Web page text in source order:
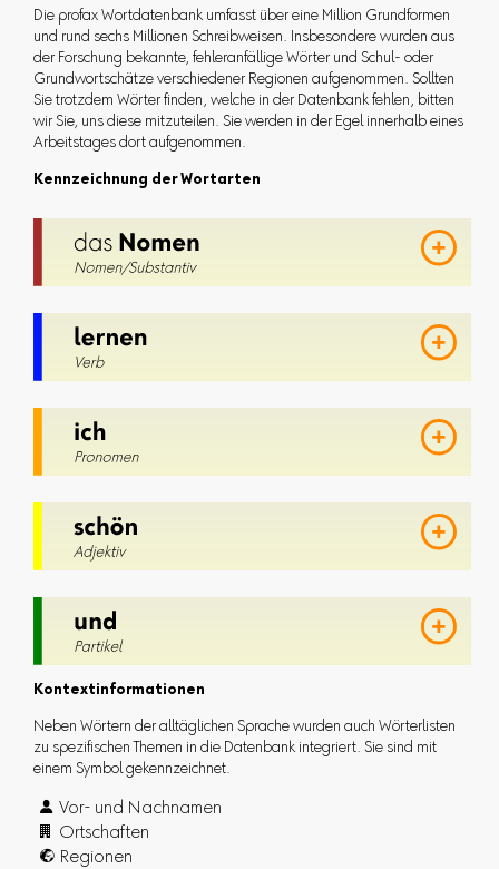
Die profax Wortdatenbank umfasst über eine Million Grundformen
und rund sechs Millionen Schreibweisen. Insbesondere wurden aus
der Forschung bekannte, fehleranfällige Wörter und Schul- oder
Grundwortschätze verschiedener Regionen aufgenommen. Sollten
Sie trotzdem Wörter finden, welche in der Datenbank fehlen, bitten
wir Sie, uns diese mitzuteilen. Sie werden in der Egel innerhalb eines
Arbeitstages dort aufgenommen.
Kennzeichnung der Wortarten
Kontextinformationen
Neben Wörtern der alltäglichen Sprache wurden auch Wörterlisten
zu spezifischen Themen in die Datenbank integriert. Sie sind mit
einem Symbol gekennzeichnet.
 Vor- und Nachnamen

Ortschaften
 Regionen